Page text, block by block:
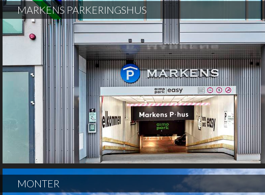
MARKENS PARKERINGSHUS
MONTER